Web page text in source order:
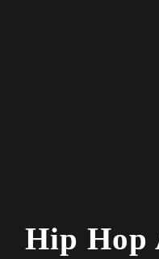
Hip Hop